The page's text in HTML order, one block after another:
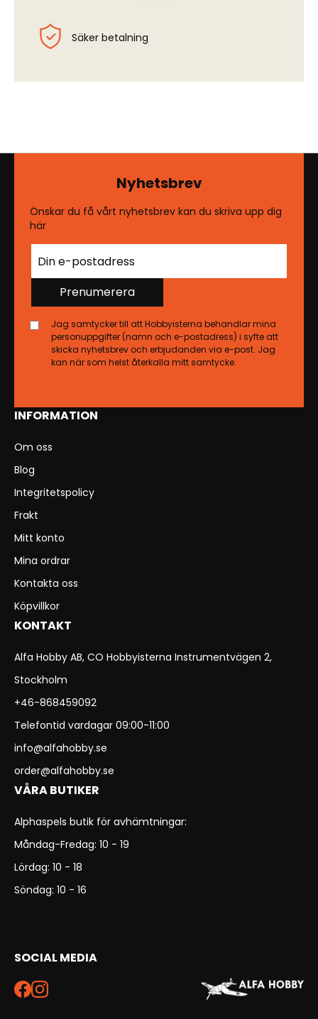
Säker betalning
INFORMATION
Om oss
Blog
Integritetspolicy
Frakt
Mitt konto
Mina ordrar
Kontakta oss
Köpvillkor
KONTAKT
Alfa Hobby AB, CO Hobbyisterna Instrumentvägen 2,
Stockholm
+46-868459092
Telefontid vardagar 09:00-11:00
info@alfahobby.se
order@alfahobby.se
VÅRA BUTIKER
Alphaspels butik för avhämtningar:
Måndag-Fredag: 10 - 19
Lördag: 10 - 18
Söndag: 10 - 16
SOCIAL MEDIA
Nyhetsbrev
Önskar du få vårt nyhetsbrev kan du skriva upp dig
här
Prenumerera
Jag samtycker till att Hobbyisterna behandlar mina
personuppgifter (namn och e-postadress) i syfte att
skicka nyhetsbrev och erbjudanden via e-post. Jag
kan när som helst återkalla mitt samtycke.